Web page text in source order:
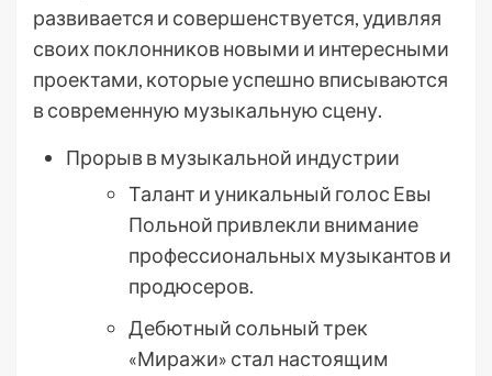
развивается и совершенствуется, удивляя
своих поклонников новыми и интересными
проектами, которые успешно вписываются
в современную музыкальную сцену.
Прорыв в музыкальной индустрии
Талант и уникальный голос Евы
Польной привлекли внимание
профессиональных музыкантов и
продюсеров.
Дебютный сольный трек
«Миражи» стал настоящим